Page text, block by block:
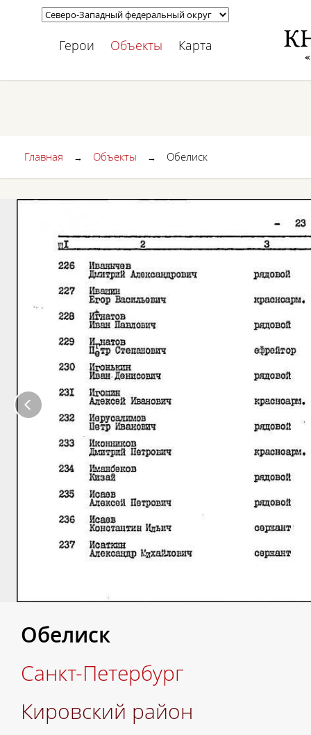
Герои Объекты Карта
Главная → Объекты → Обелиск
Обелиск
Санкт-Петербург
Кировский район